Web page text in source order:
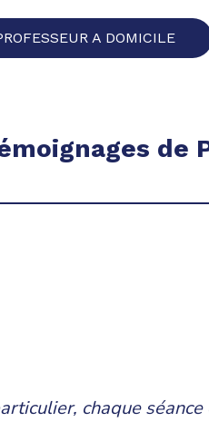
A DOMICILE
de
chaque